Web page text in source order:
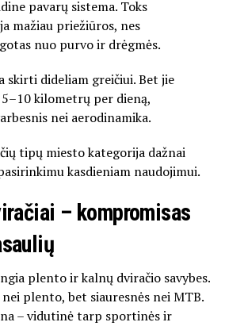
pavarų sistema. Toks
mažiau priežiūros, nes
nuo purvo ir drėgmės.
skirti dideliam greičiui. Bet jie
kilometrų per dieną,
nei aerodinamika.
tipų miesto kategorija dažnai
kasdieniam naudojimui.
– kompromisas
plento ir kalnų dviračio savybes.
plento, bet siauresnės nei MTB.
– vidutinė tarp sportinės ir